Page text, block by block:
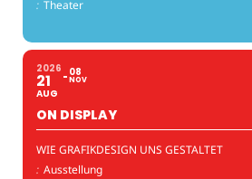
: Theater
2026
21
AUG
08
NOV
ON DISPLAY
WIE GRAFIKDESIGN UNS GESTALTET
: Ausstellung